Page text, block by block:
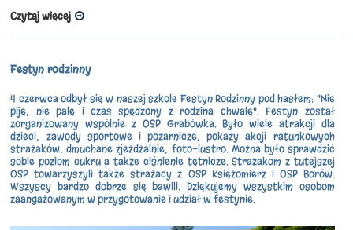
Czytaj więcej
Festyn rodzinny
4 czerwca odbył się w naszej szkole Festyn Rodzinny pod hasłem: "Nie
piję, nie palę i czas spędzony z rodzina chwalę". Festyn został
zorganizowany wspólnie z OSP Grabówka. Było wiele atrakcji dla
dzieci, zawody sportowe i pożarnicze, pokazy akcji ratunkowych
strażaków, dmuchane zjeżdżalnie, foto-lustro. Można było sprawdzić
sobie poziom cukru a także ciśnienie tętnicze. Strażakom z tutejszej
OSP towarzyszyli także strażacy z OSP Księżomierz i OSP Borów.
Wszyscy bardzo dobrze się bawili. Dziękujemy wszystkim osobom
zaangażowanym w przygotowanie i udział w festynie.